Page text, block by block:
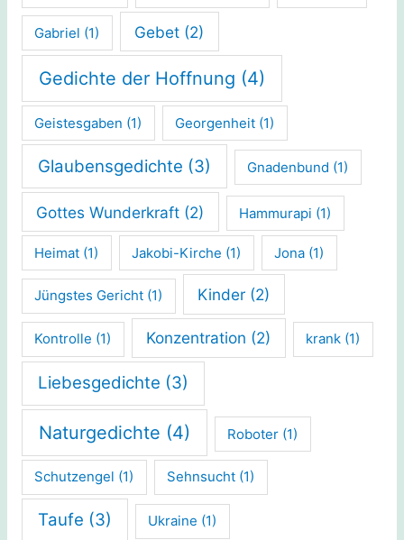
Gabriel (1) Gebet (2)
Gedichte der Hoffnung (4)
Geistesgaben (1) Georgenheit (1)
Glaubensgedichte (3) Gnadenbund (1)
Gottes Wunderkraft (2) Hammurapi (1)
Heimat (1) Jakobi-Kirche (1) Jona (1)
Jüngstes Gericht (1) Kinder (2)
Kontrolle (1) Konzentration (2) krank (1)
Liebesgedichte (3)
Naturgedichte (4) Roboter (1)
Schutzengel (1) Sehnsucht (1)
Taufe (3) Ukraine (1)